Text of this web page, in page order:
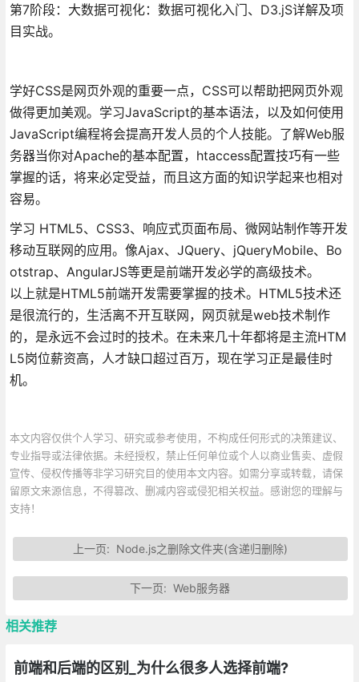
第7阶段：大数据可视化：数据可视化入门、D3.jS详解及项
目实战。
学好CSS是网页外观的重要一点，CSS可以帮助把网页外观
做得更加美观。学习JavaScript的基本语法，以及如何使用
JavaScript编程将会提高开发人员的个人技能。了解Web服
务器当你对Apache的基本配置，htaccess配置技巧有一些
掌握的话，将来必定受益，而且这方面的知识学起来也相对
容易。
学习 HTML5、CSS3、响应式页面布局、微网站制作等开发
移动互联网的应用。像Ajax、JQuery、jQueryMobile、Bo
otstrap、AngularJS等更是前端开发必学的高级技术。
以上就是HTML5前端开发需要掌握的技术。HTML5技术还
是很流行的，生活离不开互联网，网页就是web技术制作
的，是永远不会过时的技术。在未来几十年都将是主流HTM
L5岗位薪资高，人才缺口超过百万，现在学习正是最佳时
机。
本文内容仅供个人学习、研究或参考使用，不构成任何形式的决策建议、
专业指导或法律依据。未经授权，禁止任何单位或个人以商业售卖、虚假
宣传、侵权传播等非学习研究目的使用本文内容。如需分享或转载，请保
留原文来源信息，不得篡改、删减内容或侵犯相关权益。感谢您的理解与
支持！
上一页: Node.js之删除文件夹(含递归删除)
下一页:Web服务器
相关推荐
前端和后端的区别_为什么很多人选择前端?